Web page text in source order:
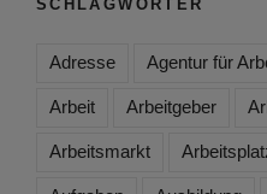
SCHLAGWÖRTER
Adresse Agentur für
Arbeit Arbeitgeber
Arbeitsmarkt